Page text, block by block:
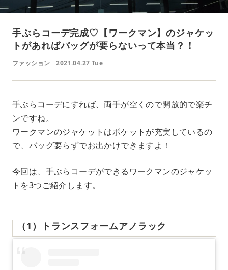
手ぶらコーデ完成♡【ワークマン】のジャケッ
トがあればバッグが要らないって本当？！
ファッション 2021.04.27 Tue
手ぶらコーデにすれば、両手が空くので開放的で楽チ
ンですね。
ワークマンのジャケットはポケットが充実しているの
で、バッグ要らずでお出かけできますよ！
今回は、手ぶらコーデができるワークマンのジャケッ
トを3つご紹介します。
（1）トランスフォームアノラック